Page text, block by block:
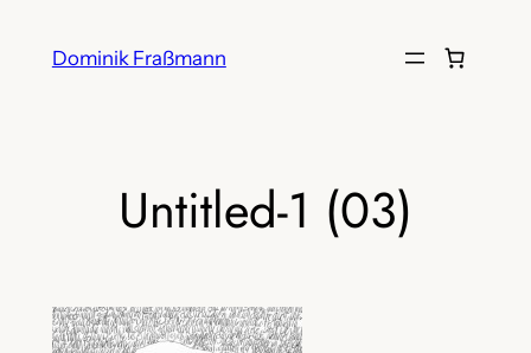
InhaltDominik Fraßmann
Untitled-1 (03)